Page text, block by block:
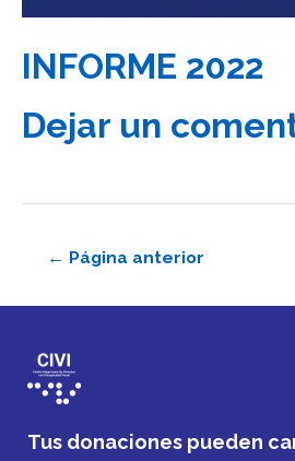
INFORME 2022
Dejar un
← Página anterior
Tus donaciones pueden